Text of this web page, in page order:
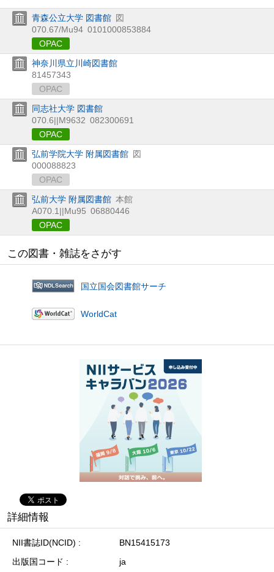
青森公立大学 図書館 図
070.67/Mu94 0101000853884
OPAC
神奈川県立川崎図書館
81457343
OPAC
同志社大学 図書館
070.6||M9632 082300691
OPAC
弘前学院大学 附属図書館 図
000088823
OPAC
弘前大学 附属図書館 本館
A070.1||Mu95 06880446
OPAC
この図書・雑誌をさがす
国立国会図書館サーチ
WorldCat
詳細情報
NII書誌ID(NCID)
BN15415173
出版国コード
ja